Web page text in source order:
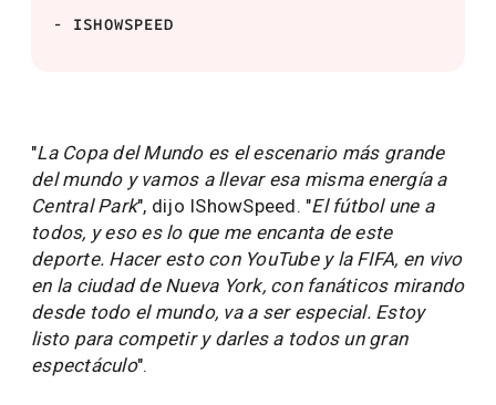
- ISHOWSPEED
"La Copa del Mundo es el escenario más grande
del mundo y vamos a llevar esa misma energía a
Central Park", dijo IShowSpeed. "El fútbol une a
todos, y eso es lo que me encanta de este
deporte. Hacer esto con YouTube y la FIFA, en vivo
en la ciudad de Nueva York, con fanáticos mirando
desde todo el mundo, va a ser especial. Estoy
listo para competir y darles a todos un gran
espectáculo".